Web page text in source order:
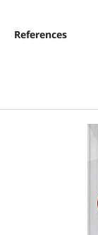
References